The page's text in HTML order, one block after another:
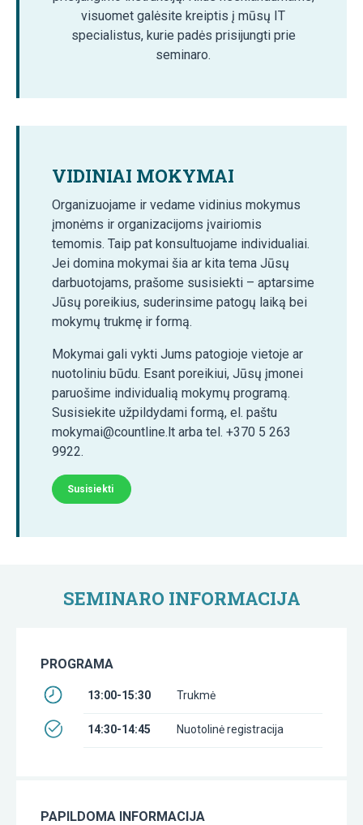
visuomet galėsite kreiptis į mūsų IT
specialistus, kurie padės prisijungti prie
seminaro.
VIDINIAI MOKYMAI
Organizuojame ir vedame vidinius mokymus
įmonėms ir organizacijoms įvairiomis
temomis. Taip pat konsultuojame individualiai.
Jei domina mokymai šia ar kita tema Jūsų
darbuotojams, prašome susisiekti – aptarsime
Jūsų poreikius, suderinsime patogų laiką bei
mokymų trukmę ir formą.
Mokymai gali vykti Jums patogioje vietoje ar
nuotoliniu būdu. Esant poreikiui, Jūsų įmonei
paruošime individualią mokymų programą.
Susisiekite užpildydami formą, el. paštu
mokymai@countline.lt arba tel. +370 5 263
9922.
Susisiekti
SEMINARO INFORMACIJA
PROGRAMA
13:00-15:30 Trukmė
14:30-14:45 Nuotolinė registracija
PAPILDOMA INFORMACIJA